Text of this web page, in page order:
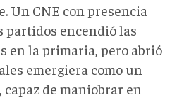
Un CNE con presencia
partidos encendió las
en la primaria, pero abrió
emergiera como un
de maniobrar en